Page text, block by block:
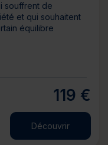
souffrent de
et qui souhaitent
équilibre
119 €
Découvrir